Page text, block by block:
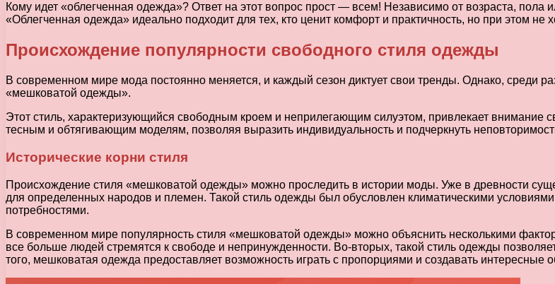
Кому идет «облегченная одежда»? Ответ на этот вопрос прост — всем! Независимо от возраста,
«Облегченная одежда» идеально подходит для тех, кто ценит комфорт и практичность, но при этом не
Происхождение популярности свободного стиля одежды
В современном мире мода постоянно меняется, и каждый сезон диктует свои тренды. Однако, среди
«мешковатой одежды».
Этот стиль, характеризующийся свободным кроем и неприлегающим силуэтом, привлекает внимание
тесным и обтягивающим моделям, позволяя выразить индивидуальность и подчеркнуть
Исторические корни стиля
Происхождение стиля «мешковатой одежды» можно проследить в истории моды. Уже в древности
для определенных народов и племен. Такой стиль одежды был обусловлен климатическими
потребностями.
В современном мире популярность стиля «мешковатой одежды» можно объяснить несколькими
все больше людей стремятся к свободе и непринужденности. Во-вторых, такой стиль одежды
того, мешковатая одежда предоставляет возможность играть с пропорциями и создавать интересные